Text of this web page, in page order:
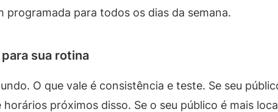
programada para todos os dias da semana.
sua rotina
O que vale é consistência e teste. Se seu
próximos disso. Se o seu público é mais